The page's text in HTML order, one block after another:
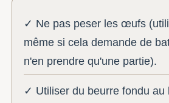
✓ Ne pas peser les œufs
même si cela demande de
n'en prendre qu'une partie).
✓ Utiliser du beurre fondu au